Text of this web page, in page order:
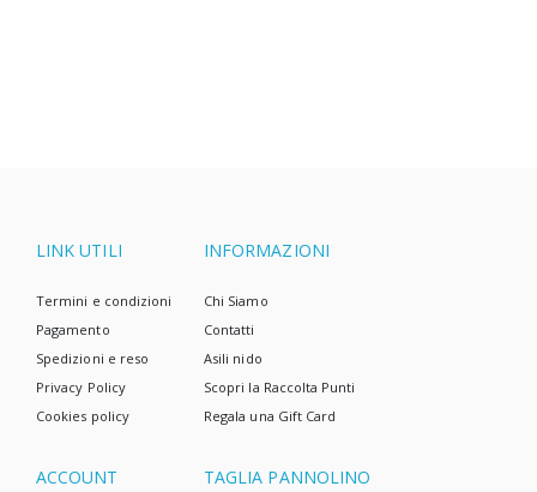
LINK UTILI
Termini e condizioni
Pagamento
Spedizioni e reso
Privacy Policy
Cookies policy
INFORMAZIONI
Chi Siamo
Contatti
Asili nido
Scopri la Raccolta Punti
Regala una Gift Card
ACCOUNT TAGLIA PANNOLINO